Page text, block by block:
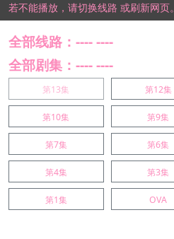
若不能播放， 请切换线路 或刷新网页。
全部线路：---- ----
全部剧集：---- ----
第13集 第12集
第10集 第9集
第7集 第6集
第4集 第3集
第1集 OVA